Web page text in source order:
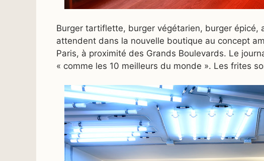
Burger tartiflette, burger végétarien, burger épicé,
attendent dans la nouvelle boutique au concept
Paris, à proximité des Grands Boulevards. Le
« comme les 10 meilleurs du monde ». Les frites